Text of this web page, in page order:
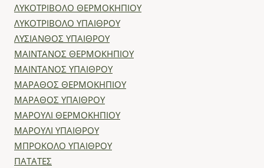
ΛΥΚΟΤΡΙΒΟΛΟ ΘΕΡΜΟΚΗΠΙΟΥ
ΛΥΚΟΤΡΙΒΟΛΟ ΥΠΑΙΘΡΟΥ
ΛΥΣΙΑΝΘΟΣ ΥΠΑΙΘΡΟΥ
ΜΑΙΝΤΑΝΟΣ ΘΕΡΜΟΚΗΠΙΟΥ
ΜΑΙΝΤΑΝΟΣ ΥΠΑΙΘΡΟΥ
ΜΑΡΑΘΟΣ ΘΕΡΜΟΚΗΠΙΟΥ
ΜΑΡΑΘΟΣ ΥΠΑΙΘΡΟΥ
ΜΑΡΟΥΛΙ ΘΕΡΜΟΚΗΠΙΟΥ
ΜΑΡΟΥΛΙ ΥΠΑΙΘΡΟΥ
ΜΠΡΟΚΟΛΟ ΥΠΑΙΘΡΟΥ
ΠΑΤΑΤΕΣ